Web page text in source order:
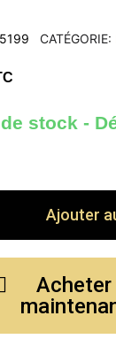
CATÉGORIE
stock -
Ajouter
Acheter